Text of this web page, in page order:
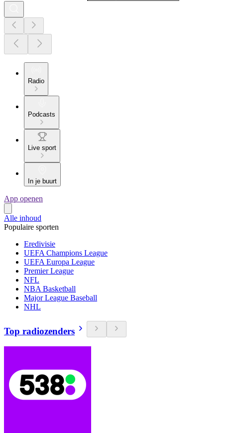
Radio
Podcasts
Live sport
In je buurt
App openen
Alle inhoud
Populaire sporten
Eredivisie
UEFA Champions League
UEFA Europa League
Premier League
NFL
NBA Basketball
Major League Baseball
NHL
Top radiozenders